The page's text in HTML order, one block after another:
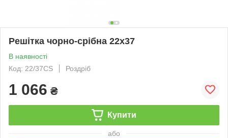
Решітка чорно-срібна 22x37
В наявності
Код: 22/37CS
Роздріб
1 066 ₴
Купити
або